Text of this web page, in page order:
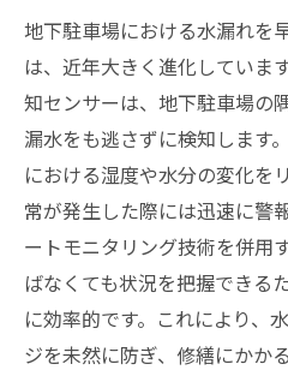
地下駐車場における水漏れを
は、近年大きく進化していま
知センサーは、地下駐車場の
漏水をも逃さずに検知します
における湿度や水分の変化を
常が発生した際には迅速に警
ートモニタリング技術を併用
ばなくても状況を把握できる
に効率的です。これにより、
ジを未然に防ぎ、修繕にかか